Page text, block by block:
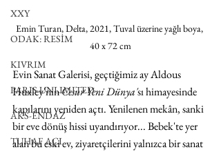
XXY
ODAK: RESİM
KIVRIM
PARIS UNLIMITED
AKS-ENDAZ
TUHAF AÇI
Emin Turan, Delta, 2021, Tuval üzerine yağlı boya,
40 x 72 cm
Evin Sanat Galerisi, geçtiğimiz ay Aldous
Huxley'nin Cesur Yeni Dünya'sıhimayesinde
kapılarını yeniden açtı. Yenilenen mekân, sanki
bir eve dönüş hissi uyandırıyor... Bebek'te yer
alan bu eski ev, ziyaretçilerini yalnızca bir sanat